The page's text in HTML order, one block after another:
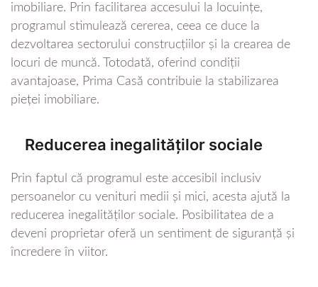
imobiliare. Prin facilitarea accesului la locuințe,
programul stimulează cererea, ceea ce duce la
dezvoltarea sectorului construcțiilor și la crearea de
locuri de muncă. Totodată, oferind condiții
avantajoase, Prima Casă contribuie la stabilizarea
pieței imobiliare.
Reducerea inegalităților sociale
Prin faptul că programul este accesibil inclusiv
persoanelor cu venituri medii și mici, acesta ajută la
reducerea inegalităților sociale. Posibilitatea de a
deveni proprietar oferă un sentiment de siguranță și
încredere în viitor.